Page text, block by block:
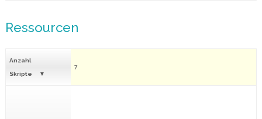
Ressourcen
Anzahl
Skripte
7